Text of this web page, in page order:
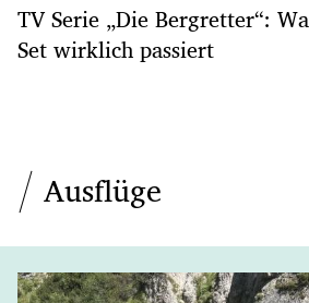
TV Serie „Die Bergretter“:
Set wirklich passiert
Ausflüge